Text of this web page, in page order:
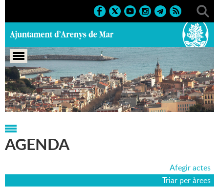
Portada > Agenda > 31-07-2014
AGENDA
Afegir actes
Triar per àrees